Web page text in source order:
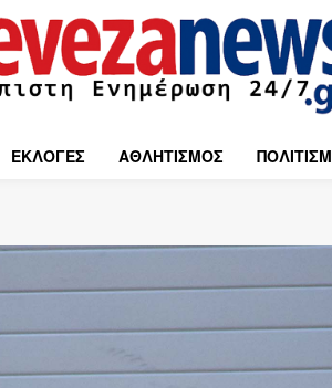
ΕΚΛΟΓΕΣ ΑΘΛΗΤΙΣΜΟΣ